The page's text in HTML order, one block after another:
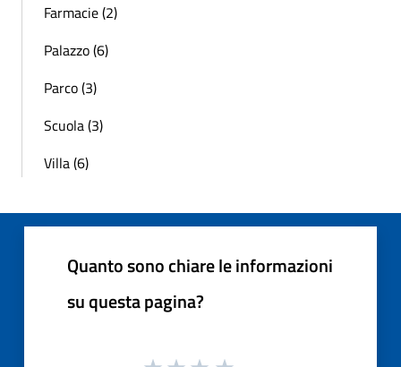
Farmacie (2)
Palazzo (6)
Parco (3)
Scuola (3)
Villa (6)
Quanto sono chiare le informazioni
su questa pagina?